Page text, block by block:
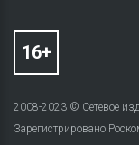
2008-2023 © Сетевое
Зарегистрировано